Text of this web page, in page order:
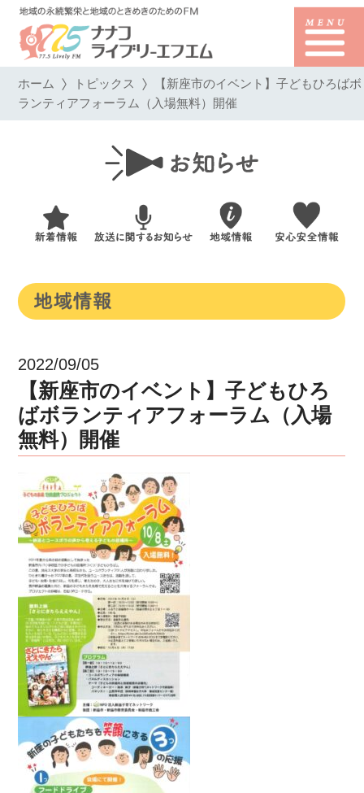
ホーム トピックス 【新座市のイベント】子どもひろばボ
ランティアフォーラム（入場無料）開催
2022/09/05
【新座市のイベント】子どもひろ
ばボランティアフォーラム（入場
無料）開催